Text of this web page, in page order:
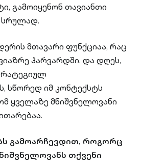
გამოიყენონ თავიანთი
მთავარი ფუნქციაა, რაც
ჰარვარდში. და დღეს,
სწორედ იმ კონტექსტს
ყველაზე მნიშვნელოვანი
გამოარჩევდით, როგორც
თქვენი